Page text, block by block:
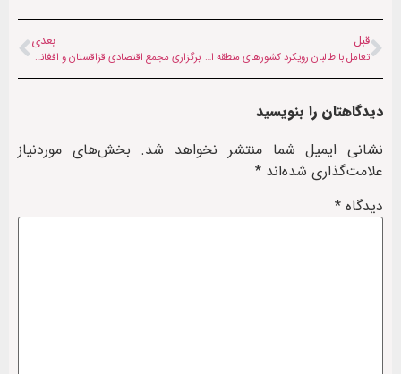
قبل
تعامل با طالبان رویکرد کشورهای منطقه است
بعدی
برگزاری مجمع اقتصادی قزاقستان و افغانستان در «آستانه»
دیدگاهتان را بنویسید
نشانی ایمیل شما منتشر نخواهد شد. بخش‌های موردنیاز
علامت‌گذاری شده‌اند *
دیدگاه *